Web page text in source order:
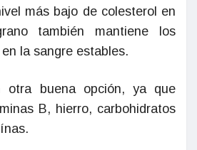
más bajo de colesterol en
también mantiene los
la sangre estables.
otra buena opción, ya que
B, hierro, carbohidratos